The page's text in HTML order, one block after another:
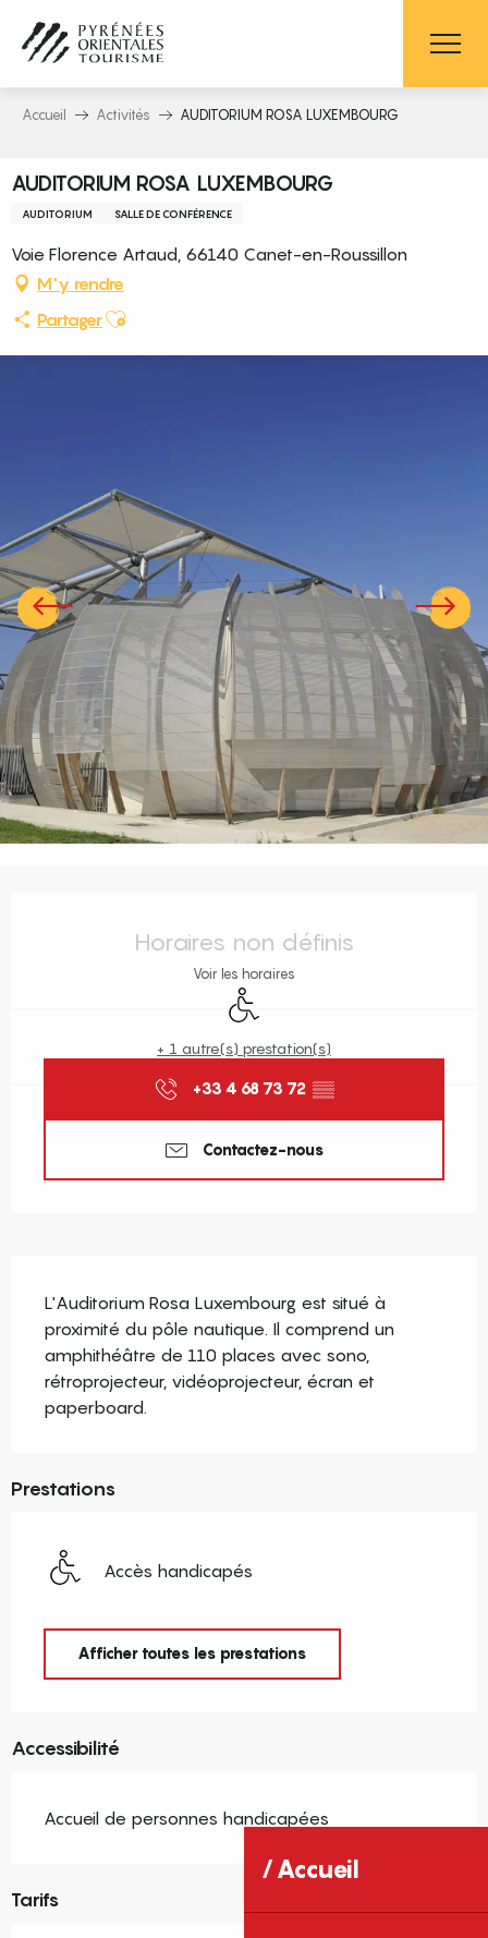
contenu
principal
Accueil
Accueil Activités AUDITORIUM ROSA LUXEMBOURG
AUDITORIUM ROSA LUXEMBOURG
AUDITORIUM SALLE DE CONFÉRENCE
Voie Florence Artaud, 66140 Canet-en-Roussillon
M'y rendre
PartagerAjouter aux favoris
Horaires non définis
Voir les horaires
Accès handicapés
+ 1 autre(s) prestation(s)
+33 4 68 73 72 ▒▒
Contactez-nous
L'Auditorium Rosa Luxembourg est situé à
proximité du pôle nautique. Il comprend un
amphithéâtre de 110 places avec sono,
rétroprojecteur, vidéoprojecteur, écran et
paperboard.
Prestations
Accès handicapés
Afficher toutes les prestations
Accessibilité
Accueil de personnes handicapées
Tarifs